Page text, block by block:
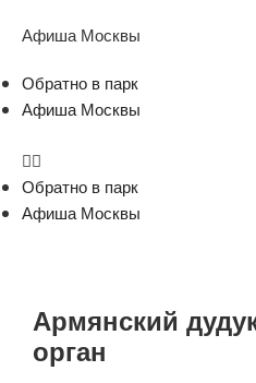
Афиша Москвы
Обратно в парк
Афиша Москвы
Обратно в парк
Афиша Москвы
Армянский
орган